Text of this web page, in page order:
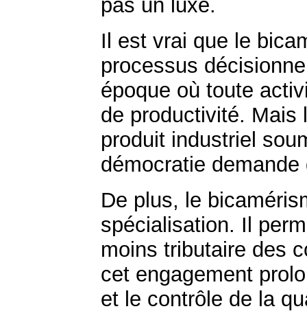
pas un luxe.
Il est vrai que le
processus
époque où toute
de productivité. Mais
produit industriel
démocratie
De plus, le
spécialisation. Il
moins tributaire des
cet engagement
et le contrôle de la